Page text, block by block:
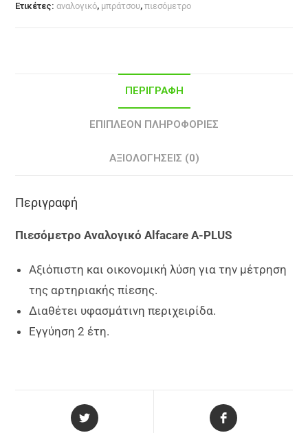
Ετικέτες:αναλογικό, μπράτσου,πιεσόμετρο
ΠΕΡΙΓΡΑΦΉ
ΕΠΙΠΛΈΟΝ ΠΛΗΡΟΦΟΡΊΕΣ
ΑΞΙΟΛΟΓΉΣΕΙΣ (0)
Περιγραφή
Πιεσόμετρο Αναλογικό Alfacare A-PLUS
Αξιόπιστη και οικονομική λύση για την μέτρηση
της αρτηριακής πίεσης.
Διαθέτει υφασμάτινη περιχειρίδα.
Εγγύηση 2 έτη.